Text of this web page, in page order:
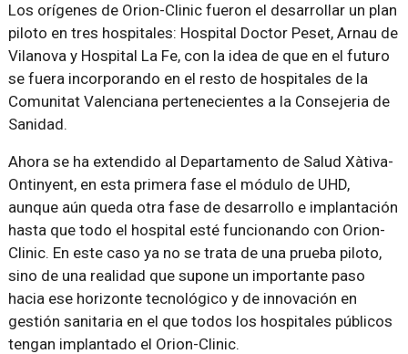
Los orígenes de Orion-Clinic fueron el desarrollar un plan
piloto en tres hospitales: Hospital Doctor Peset, Arnau de
Vilanova y Hospital La Fe, con la idea de que en el futuro
se fuera incorporando en el resto de hospitales de la
Comunitat Valenciana pertenecientes a la Consejeria de
Sanidad.
Ahora se ha extendido al Departamento de Salud Xàtiva-
Ontinyent, en esta primera fase el módulo de UHD,
aunque aún queda otra fase de desarrollo e implantación
hasta que todo el hospital esté funcionando con Orion-
Clinic. En este caso ya no se trata de una prueba piloto,
sino de una realidad que supone un importante paso
hacia ese horizonte tecnológico y de innovación en
gestión sanitaria en el que todos los hospitales públicos
tengan implantado el Orion-Clinic.